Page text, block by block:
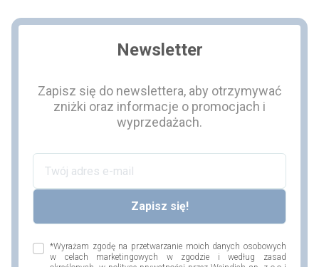
Newsletter
Zapisz się do newslettera, aby otrzymywać
zniżki oraz informacje o promocjach i
wyprzedażach.
*Wyrażam zgodę na przetwarzanie moich danych osobowych
w celach marketingowych w zgodzie i według zasad